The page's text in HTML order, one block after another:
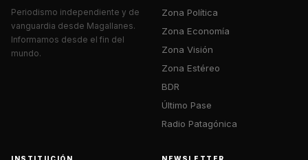
Periodismo independiente y de
vanguardia desde Magallanes.
Informamos desde el fin del
mundo.
Zona Política
Zona Economía
Zona Visión
Zona Estéreo
BDR
Último Pase
Radio Patagónica